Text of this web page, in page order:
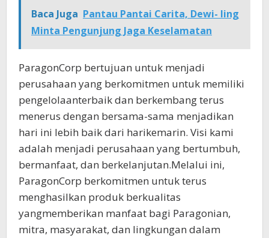
Baca Juga Pantau Pantai Carita, Dewi- Iing
Minta Pengunjung Jaga Keselamatan
ParagonCorp bertujuan untuk menjadi
perusahaan yang berkomitmen untuk memiliki
pengelolaanterbaik dan berkembang terus
menerus dengan bersama-sama menjadikan
hari ini lebih baik dari harikemarin. Visi kami
adalah menjadi perusahaan yang bertumbuh,
bermanfaat, dan berkelanjutan.Melalui ini,
ParagonCorp berkomitmen untuk terus
menghasilkan produk berkualitas
yangmemberikan manfaat bagi Paragonian,
mitra, masyarakat, dan lingkungan dalam